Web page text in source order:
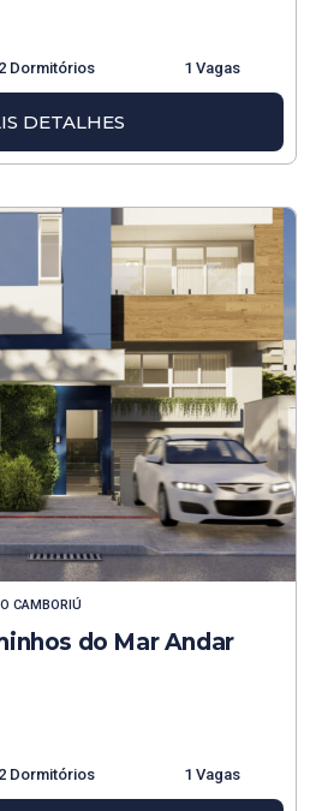
2 Dormitórios 1 Vagas
DETALHES
CAMBORIÚ
do Mar Andar
2 Dormitórios 1 Vagas